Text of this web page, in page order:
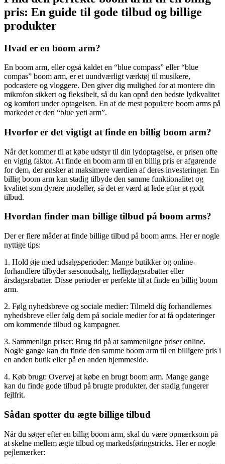
pris: En guide til gode tilbud og billige
produkter
Hvad er en boom arm?
En boom arm, eller også kaldet en “blue compass” eller “blue
compas” boom arm, er et uundværligt værktøj til musikere,
podcastere og vloggere. Den giver dig mulighed for at montere din
mikrofon sikkert og fleksibelt, så du kan opnå den bedste lydkvalitet
og komfort under optagelsen. En af de mest populære boom arms på
markedet er den “blue yeti arm”.
Hvorfor er det vigtigt at finde en billig boom arm?
Når det kommer til at købe udstyr til din lydoptagelse, er prisen ofte
en vigtig faktor. At finde en boom arm til en billig pris er afgørende
for dem, der ønsker at maksimere værdien af deres investeringer. En
billig boom arm kan stadig tilbyde den samme funktionalitet og
kvalitet som dyrere modeller, så det er værd at lede efter et godt
tilbud.
Hvordan finder man billige tilbud på boom arms?
Der er flere måder at finde billige tilbud på boom arms. Her er nogle
nyttige tips:
1. Hold øje med udsalgsperioder: Mange butikker og online-
forhandlere tilbyder sæsonudsalg, helligdagsrabatter eller
årsdagsrabatter. Disse perioder er perfekte til at finde en billig boom
arm.
2. Følg nyhedsbreve og sociale medier: Tilmeld dig forhandlernes
nyhedsbreve eller følg dem på sociale medier for at få opdateringer
om kommende tilbud og kampagner.
3. Sammenlign priser: Brug tid på at sammenligne priser online.
Nogle gange kan du finde den samme boom arm til en billigere pris i
en anden butik eller på en anden hjemmeside.
4. Køb brugt: Overvej at købe en brugt boom arm. Mange gange
kan du finde gode tilbud på brugte produkter, der stadig fungerer
fejlfrit.
Sådan spotter du ægte billige tilbud
Når du søger efter en billig boom arm, skal du være opmærksom på
at skelne mellem ægte tilbud og markedsføringstricks. Her er nogle
pejlemærker: